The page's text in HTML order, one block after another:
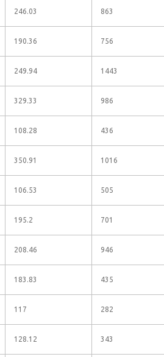
246.03 863
190.36 756
249.94 1443
329.33 986
108.28 436
350.91 1016
106.53 505
195.2 701
208.46 946
183.83 435
117 282
128.12 343